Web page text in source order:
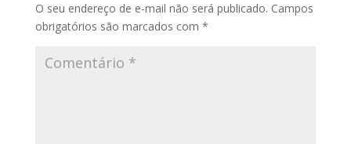
O seu endereço de e-mail não será publicado. Campos
obrigatórios são marcados com *